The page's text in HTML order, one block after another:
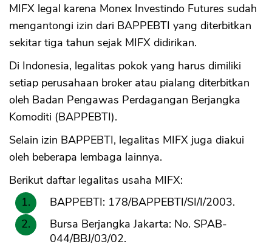
MIFX legal karena Monex Investindo Futures sudah
mengantongi izin dari BAPPEBTI yang diterbitkan
sekitar tiga tahun sejak MIFX didirikan.
Di Indonesia, legalitas pokok yang harus dimiliki
setiap perusahaan broker atau pialang diterbitkan
oleh Badan Pengawas Perdagangan Berjangka
Komoditi (BAPPEBTI).
Selain izin BAPPEBTI, legalitas MIFX juga diakui
oleh beberapa lembaga lainnya.
Berikut daftar legalitas usaha MIFX:
BAPPEBTI: 178/BAPPEBTI/SI/I/2003.
Bursa Berjangka Jakarta: No. SPAB-
044/BBJ/03/02.